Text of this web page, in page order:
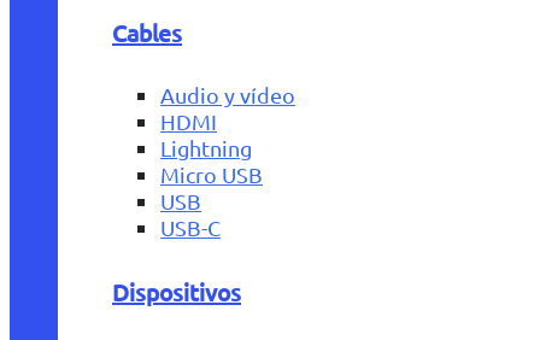
Cables
Audio y vídeo
HDMI
Lightning
Micro USB
USB
USB-C
Dispositivos